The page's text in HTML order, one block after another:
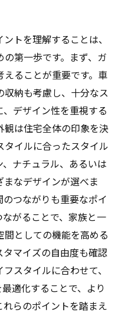
トを理解することは、
第一歩です。まず、ガ
えることが重要です。車
納も考慮し、十分なス
デザイン性を重視する
観は住宅全体の印象を決
イルに合ったスタイル
ナチュラル、あるいは
なデザインが選べま
つながりも重要なポイ
がることで、家族と一
としての機能を高める
マイズの自由度も確認
スタイルに合わせて、
適化することで、より
らのポイントを踏まえ